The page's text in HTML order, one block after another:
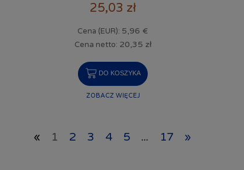
25,03 zł
Cena (EUR): 5,96 €
Cena netto: 20,35 zł
DO KOSZYKA
ZOBACZ WIĘCEJ
« 1 2 3 4 5 ... 17 »